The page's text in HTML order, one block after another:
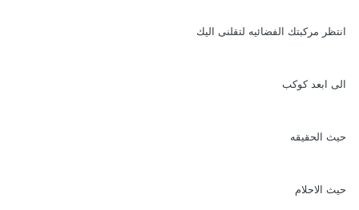
انتظر مركبتك الفضائيه لتقلنى اليك
الى ابعد كوكب
حيث الحقيقه
حيث الاحلام